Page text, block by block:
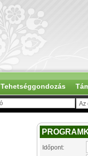
Tehetséggondozás
Időpont: